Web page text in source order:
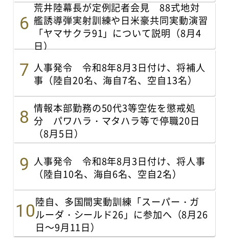
荒井陸幕長が定例記者会見 88式地対
艦誘導弾実射訓練や日米豪共同実動演習
「ヤマサクラ91」について説明（8月4
日）
人事発令 令和8年8月3日付け、将補人
事（陸自20名、海自7名、空自13名）
情報本部勤務の50代3等空佐を懲戒処
分 パワハラ・マタハラ等で停職20日
（8月5日）
人事発令 令和8年8月3日付け、将人事
（陸自10名、海自6名、空自2名）
陸自、多国間実動訓練「スーパー・ガ
ルーダ・シールド26」に参加へ（8月26
日～9月11日）